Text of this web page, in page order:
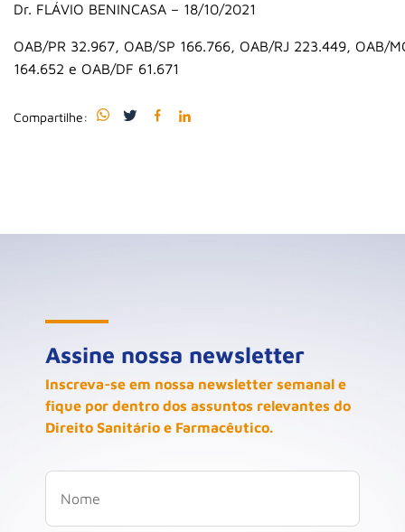
Dr. FLÁVIO BENINCASA – 18/10/2021
OAB/PR 32.967, OAB/SP 166.766, OAB/RJ 223.449, OAB/
164.652 e OAB/DF 61.671
Compartilhe:
Assine nossa newsletter
Inscreva-se em nossa newsletter semanal e
fique por dentro dos assuntos relevantes do
Direito Sanitário e Farmacêutico.